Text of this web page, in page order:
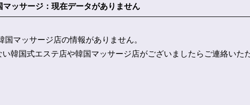
マッサージ： 現在データがありません
マッサージ店の情報がありません。
韓国式エステ店や韓国マッサージ店がございましたらご連絡いた